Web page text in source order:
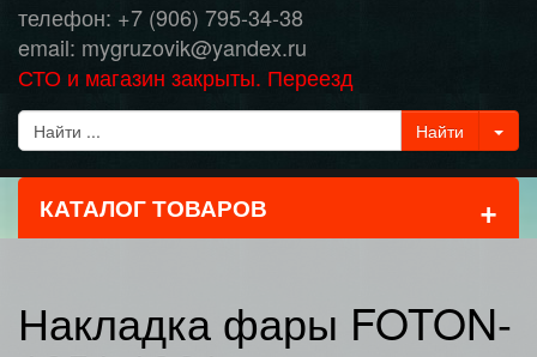
телефон: +7 (906) 795-34-38
email: mygruzovik@yandex.ru
СТО и магазин закрыты. Переезд
КАТАЛОГ ТОВАРОВ +
Накладка фары FOTON-